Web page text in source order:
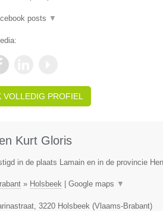
posts ▼
VOLLEDIG PROFIEL
Kurt Gloris
in de plaats Lamain en in de provincie
» Holsbeek| Google maps ▼
, 3220 Holsbeek(Vlaams-Brabant)